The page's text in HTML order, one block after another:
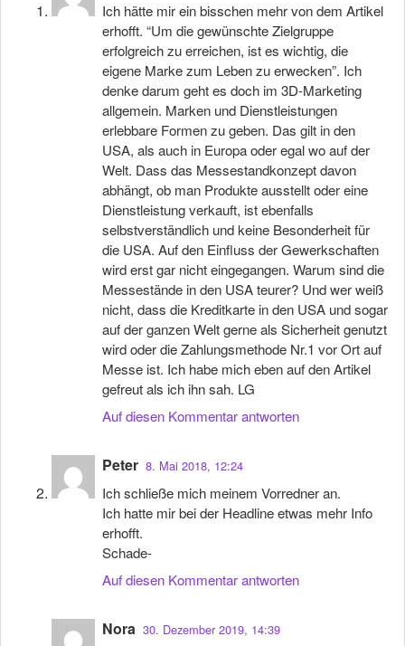
Ich hätte mir ein bisschen mehr von dem Artikel
erhofft. “Um die gewünschte Zielgruppe
erfolgreich zu erreichen, ist es wichtig, die
eigene Marke zum Leben zu erwecken”. Ich
denke darum geht es doch im 3D-Marketing
allgemein. Marken und Dienstleistungen
erlebbare Formen zu geben. Das gilt in den
USA, als auch in Europa oder egal wo auf der
Welt. Dass das Messestandkonzept davon
abhängt, ob man Produkte ausstellt oder eine
Dienstleistung verkauft, ist ebenfalls
selbstverständlich und keine Besonderheit für
die USA. Auf den Einfluss der Gewerkschaften
wird erst gar nicht eingegangen. Warum sind die
Messestände in den USA teurer? Und wer weiß
nicht, dass die Kreditkarte in den USA und sogar
auf der ganzen Welt gerne als Sicherheit genutzt
wird oder die Zahlungsmethode Nr.1 vor Ort auf
Messe ist. Ich habe mich eben auf den Artikel
gefreut als ich ihn sah. LG
Auf diesen Kommentar antworten
Peter 8. Mai 2018, 12:24
Ich schließe mich meinem Vorredner an.
Ich hatte mir bei der Headline etwas mehr Info
erhofft.
Schade-
Auf diesen Kommentar antworten
Nora 30. Dezember 2019, 14:39